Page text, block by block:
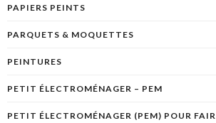
PAPIERS PEINTS
PARQUETS & MOQUETTES
PEINTURES
PETIT ÉLECTROMÉNAGER – PEM
PETIT ÉLECTROMÉNAGER (PEM) POUR